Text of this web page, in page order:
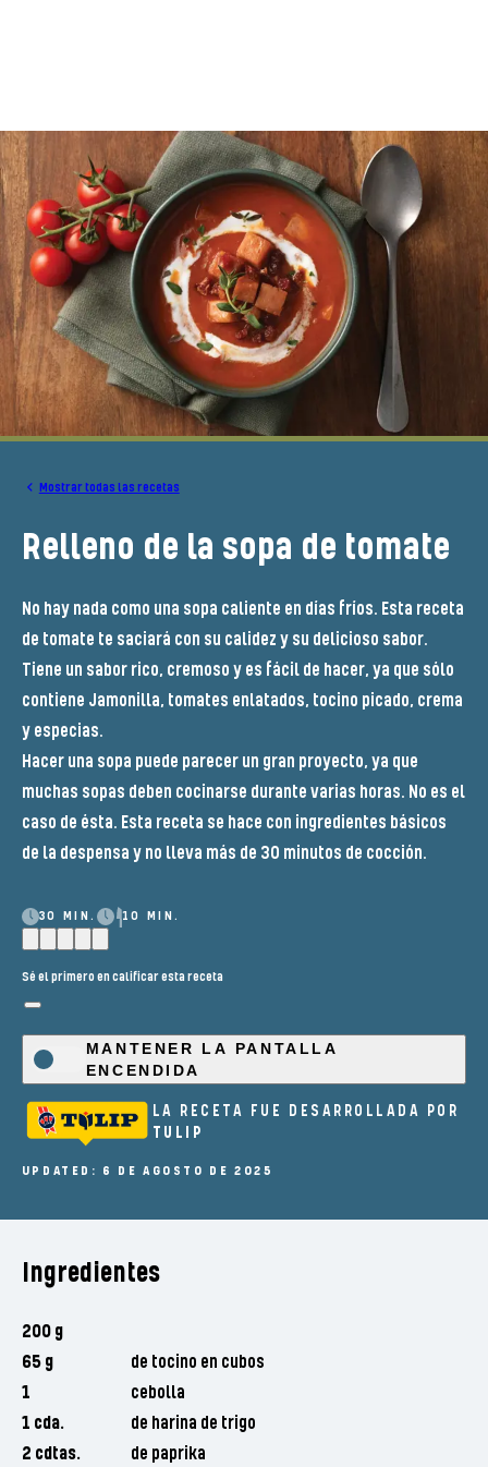
Mostrar todas las recetas
Relleno de la sopa de tomate
No hay nada como una sopa caliente en días fríos. Esta receta
de tomate te saciará con su calidez y su delicioso sabor.
Tiene un sabor rico, cremoso y es fácil de hacer, ya que sólo
contiene Jamonilla, tomates enlatados, tocino picado, crema
y especias.
Hacer una sopa puede parecer un gran proyecto, ya que
muchas sopas deben cocinarse durante varias horas. No es el
caso de ésta. Esta receta se hace con ingredientes básicos
de la despensa y no lleva más de 30 minutos de cocción.
30 MIN. 10 MIN.
Sé el primero en calificar esta receta
MANTENER LA PANTALLA
ENCENDIDA
LA RECETA FUE DESARROLLADA POR
TULIP
UPDATED: 6 DE AGOSTO DE 2025
Ingredientes
200 g
65 g
de tocino en cubos
1
cebolla
1 cda.
de harina de trigo
2 cdtas.
de paprika